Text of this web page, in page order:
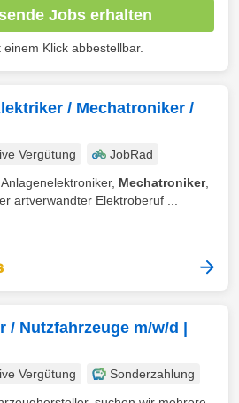
Jobs erhalten
Klick abbestellbar.
/ Mechatroniker /
Vergütung
JobRad
Mechatroniker,
artverwandter Elektroberuf ...
Nutzfahrzeuge m/w/d |
Vergütung
Sonderzahlung